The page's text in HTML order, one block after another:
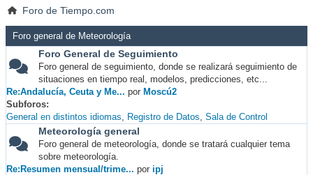
Foro de Tiempo.com
Foro general de Meteorología
Foro General de Seguimiento
Foro general de seguimiento, donde se realizará seguimiento de
situaciones en tiempo real, modelos, predicciones, etc...
Re:Andalucía, Ceuta y Me... por Moscú2
Subforos
General en distintos idiomas
Registro de Datos Sala de Control
Meteorología general
Foro general de meteorología, donde se tratará cualquier tema
sobre meteorología.
Re:Resumen mensual/trime... por ipj